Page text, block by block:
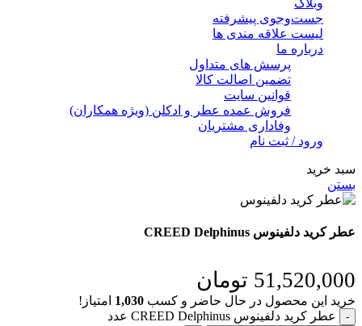
جست‌وجوی پیشرفته
لیست علاقه مندی ها
درباره ما
پرسش های متداول
تضمین اصالت کالا
قوانین سایت
فروش عمده عطر و ادکلن (ویژه همکاران)
وفاداری مشتریان
ورود / ثبت نام
سبد خرید
بستن
عطر کرید دلفینوس CREED Delphinus
51,520,000 تومان
خرید این محصول در حال حاضر و کسب 1,030 امتیاز!
عطر کرید دلفینوس CREED Delphinus عدد